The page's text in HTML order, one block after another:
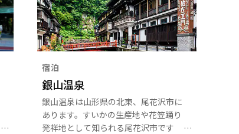
宿泊
銀山温泉
銀山温泉は山形県の北東、尾花沢市に
あります。すいかの生産地や花笠踊り
発祥地として知られる尾花沢市です